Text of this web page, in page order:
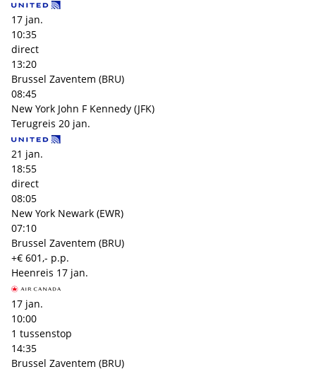
17 jan.
10:35
direct
13:20
Brussel Zaventem (BRU)
08:45
New York John F Kennedy (JFK)
Terugreis 20 jan.
21 jan.
18:55
direct
08:05
New York Newark (EWR)
07:10
Brussel Zaventem (BRU)
+€ 601,- p.p.
Heenreis 17 jan.
17 jan.
10:00
1 tussenstop
14:35
Brussel Zaventem (BRU)